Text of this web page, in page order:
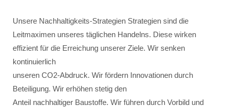
Unsere Nachhaltigkeits-Strategien Strategien sind die
Leitmaximen unseres täglichen Handelns. Diese wirken
effizient für die Erreichung unserer Ziele. Wir senken
kontinuierlich
unseren CO2-Abdruck. Wir fördern Innovationen durch
Beteiligung. Wir erhöhen stetig den
Anteil nachhaltiger Baustoffe. Wir führen durch Vorbild und